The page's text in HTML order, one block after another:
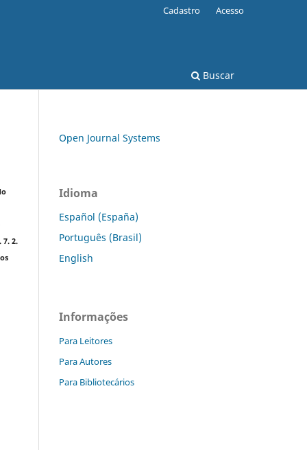
Buscar
Cadastro Acesso
7. 2.
Open Journal Systems
Idioma
Español (España)
Português (Brasil)
English
Informações
Para Leitores
Para Autores
Para Bibliotecários